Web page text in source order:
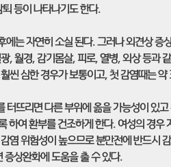
등이 나타나기도 한다.
는 자연히 소실 된다. 그러나 외견상
, 월경, 감기몸살, 피로, 열병, 외상 등과
씬 심한 경우가 보통이고, 첫 감염때는
터뜨리면 다른 부위에 옮을 가능성이 있
하여 환부를 건조하게 한다. 여성의 경
염 위험성이 높으므로 분만전에 반드시
증상완화에 도움을 출 수 있다.